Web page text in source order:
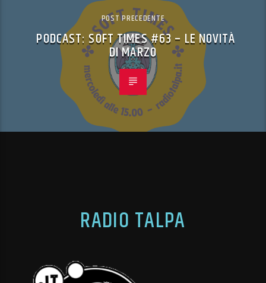
POST PRECEDENTE
PODCAST: SOFT TIMES #63 – LE NOVITÀ
DI MARZO
RADIO TALPA